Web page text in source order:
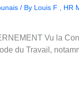
/ By Louis F , HR
Vu la
du Travail,